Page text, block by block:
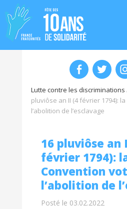
Lutte contre les discriminations
pluviôse an II (4 février 1794):
l’abolition de l’esclavage
16 pluviôse an
février 1794):
Convention
l’abolition de
Posté le 03.02.2022